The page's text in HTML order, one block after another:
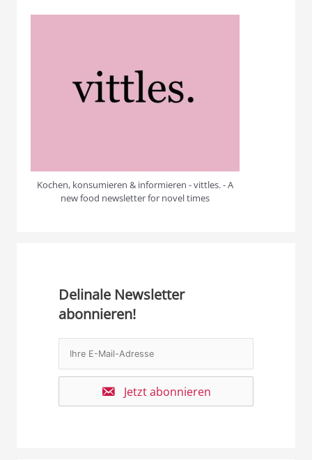
Kochen, konsumieren & informieren - vittles. - A
new food newsletter for novel times
Delinale Newsletter
abonnieren!
Jetzt abonnieren